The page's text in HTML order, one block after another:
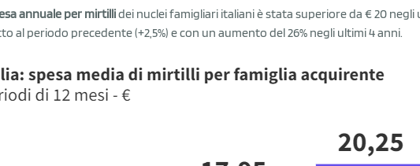
annuale per mirtillidei nuclei famigliari italiani è stata superiore da € 20 negli
al periodo precedente (+2,5%) e con un aumento del 26% negli ultimi 4 anni.